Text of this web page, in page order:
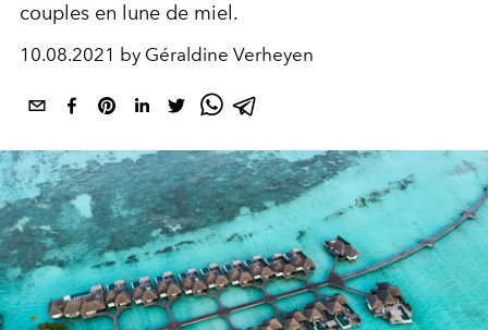
couples en lune de miel.
10.08.2021 by Géraldine Verheyen